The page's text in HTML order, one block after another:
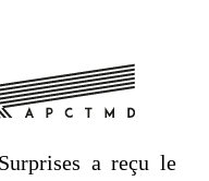
a reçu le